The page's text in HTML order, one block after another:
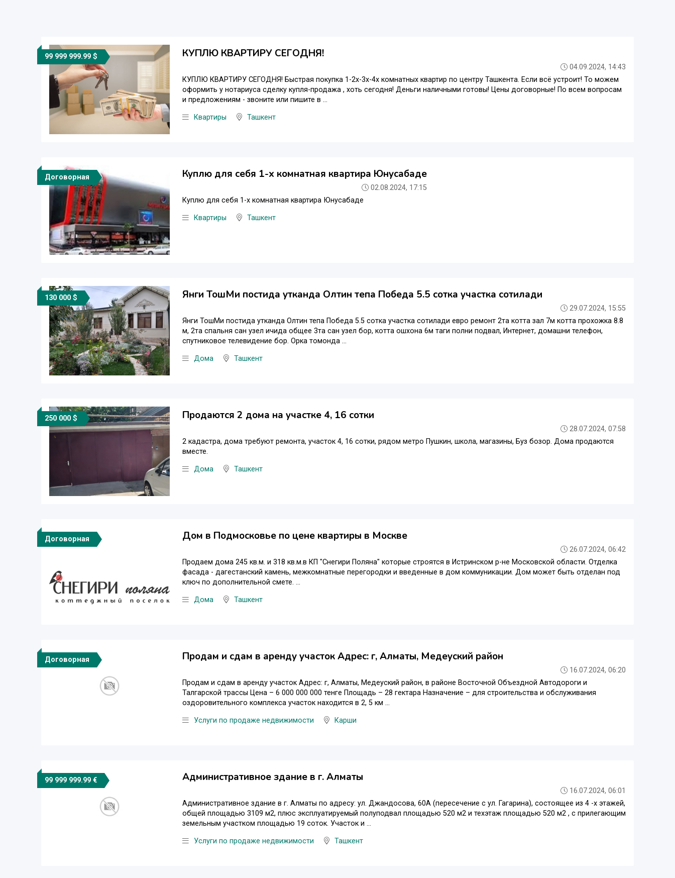
99 999 999.99 $ КУПЛЮ КВАРТИРУ СЕГОДНЯ!
04.09.2024, 14:43
КУПЛЮ КВАРТИРУ СЕГОДНЯ! Быстрая покупка 1-2х-3х-4х комнатных квартир по центру Ташкента. Если всё устроит! То можем
оформить у нотариуса сделку купля-продажа , хоть сегодня! Деньги наличными готовы! Цены договорные! По всем вопросам
и предложениям - звоните или пишите в ...
Квартиры Ташкент
Договорная Куплю для себя 1-х комнатная квартира Юнусабаде
02.08.2024, 17:15
Куплю для себя 1-х комнатная квартира Юнусабаде
Квартиры Ташкент
130 000 $ Янги ТошМи постида утканда Олтин тепа Победа 5.5 сотка участка сотилади
29.07.2024, 15:55
Янги ТошМи постида утканда Олтин тепа Победа 5.5 сотка участка сотилади евро ремонт 2та котта зал 7м котта прохожка 8.8
м, 2та спальня сан узел ичида общее 3та сан узел бор, котта ошхона 6м таги полни подвал, Интернет, домашни телефон,
спутниковое телевидение бор. Орка томонда ...
Дома Ташкент
250 000 $ Продаются 2 дома на участке 4, 16 сотки
28.07.2024, 07:58
2 кадастра, дома требуют ремонта, участок 4, 16 сотки, рядом метро Пушкин, школа, магазины, Буз бозор. Дома продаются
вместе.
Дома Ташкент
Договорная Дом в Подмосковье по цене квартиры в Москве
26.07.2024, 06:42
Продаем дома 245 кв.м. и 318 кв.м.в КП "Снегири Поляна" которые строятся в Истринском р-не Московской области. Отделка
фасада - дагестанский камень, межкомнатные перегородки и введенные в дом коммуникации. Дом может быть отделан под
ключ по дополнительной смете. ...
Дома Ташкент
Договорная Продам и сдам в аренду участок Адрес: г, Алматы, Медеуский район
16.07.2024, 06:20
Продам и сдам в аренду участок Адрес: г, Алматы, Медеуский район, в районе Восточной Объездной Автодороги и
Талгарской трассы Цена – 6 000 000 000 тенге Площадь – 28 гектара Назначение – для строительства и обслуживания
оздоровительного комплекса участок находится в 2, 5 км ...
Услуги по продаже недвижимости Карши
99 999 999.99 € Административное здание в г. Алматы
16.07.2024, 06:01
Административное здание в г. Алматы по адресу: ул. Джандосова, 60А (пересечение с ул. Гагарина), состоящее из 4 -х этажей,
общей площадью 3109 м2, плюс эксплуатируемый полуподвал площадью 520 м2 и техэтаж площадью 520 м2 , с прилегающим
земельным участком площадью 19 соток. Участок и ...
Услуги по продаже недвижимости Ташкент